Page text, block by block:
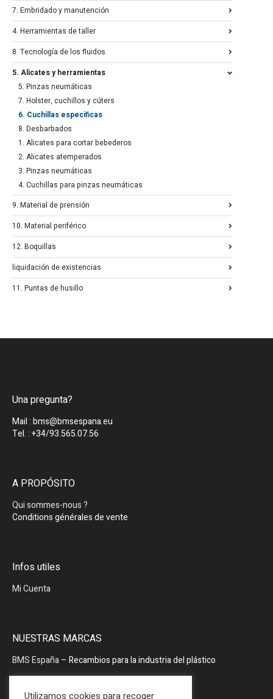
7. Embridado y manutención
4. Herramientas de taller
8. Tecnología de los fluidos
5. Alicates y herramientas
5. Pinzas neumáticas
7. Holster, cuchillos y cúters
6. Cuchillas especificas
8. Desbarbados
1. Alicates para cortar bebederos
2. Alicates atemperados
3. Pinzas neumáticas
4. Cuchillas para pinzas neumáticas
9. Material de prensión
10. Material periférico
12. Boquillas
liquidación de existencias
11. Puntas de husillo
Una pregunta?
Mail : bms@bmsespana.eu
Tel. : +34/93.565.07.56
A PROPÓSITO
Qui sommes-nous ?
Conditions générales de vente
Infos utiles
Mi Cuenta
NUESTRAS MARCAS
BMS España– Recambios para la industria del plástico
Utilizamos cookies para recoger